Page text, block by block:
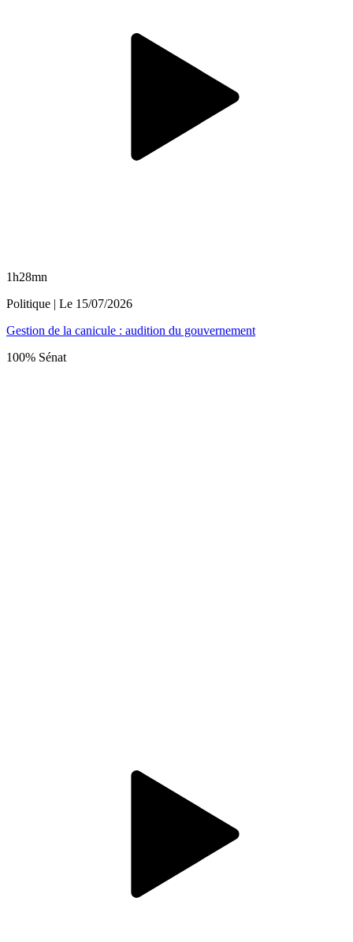
1h28mn
Politique | Le 15/07/2026
Gestion de la canicule : audition du gouvernement
100% Sénat